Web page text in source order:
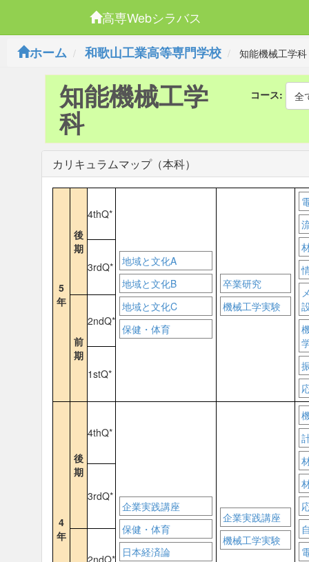
高専Webシラバス
ホーム
和歌山工業高等専門学校 知能機械工学科
知能機械工学
科
コース: 全
カリキュラムマップ（本科）
5
年
後
期
4thQ*
地域と文化A
地域と文化B
地域と文化C
保健・体育
卒業研究
機械工学実験
3rdQ*
前
期
2ndQ*
1stQ*
4
年
後
期
4thQ*
企業実践講座
保健・体育
日本経済論
企業実践講座
機械工学実験
3rdQ*
2ndQ*